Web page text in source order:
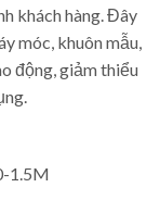
khách hàng. Đây
móc, khuôn mẫu,
động, giảm thiểu
1.5M